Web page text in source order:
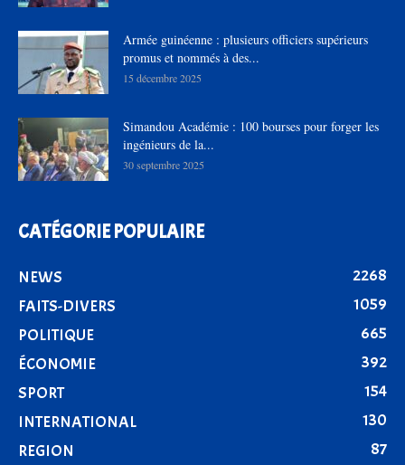
Armée guinéenne : plusieurs officiers supérieurs
promus et nommés à des...
15 décembre 2025
Simandou Académie : 100 bourses pour forger les
ingénieurs de la...
30 septembre 2025
CATÉGORIE POPULAIRE
NEWS
2268
FAITS-DIVERS
1059
POLITIQUE
665
ÉCONOMIE
392
SPORT
154
INTERNATIONAL
130
REGION
87